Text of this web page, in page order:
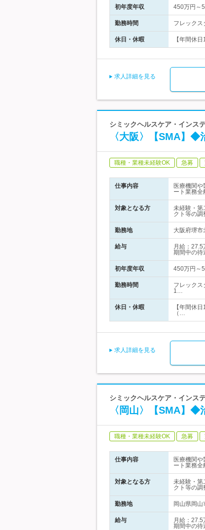
初年度年収 450万円～
勤務時間 フレック
休日・休暇 【年間休
求人詳細を見る
シミックヘルスケア・インス
〈大阪〉【SMA】
職種・業種未経験OK 急募
仕事内容
医療機関
ート業務全
対象となる方
未経験・第
クト等の調
勤務地 大阪府堺
給与
月給：
期間中の
初年度年収 450万円～
勤務時間
フレック
1…
休日・休暇
【年間休
（…
求人詳細を見る
シミックヘルスケア・インス
〈岡山〉【SMA】
職種・業種未経験OK 急募
仕事内容
医療機関
ート業務全
対象となる方
未経験・第
クト等の調
勤務地 岡山県岡
給与
月給：
期間中の